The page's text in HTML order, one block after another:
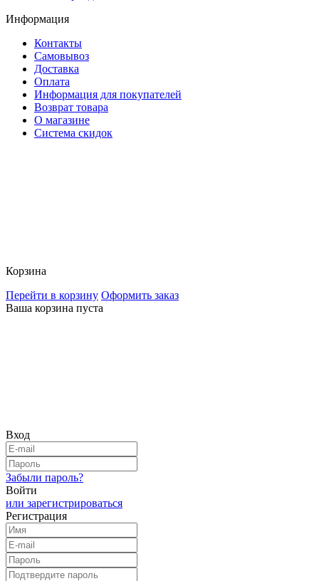
Информация
Контакты
Самовывоз
Доставка
Оплата
Информация для покупателей
Возврат товара
О магазине
Система скидок
Корзина
Перейти в корзину Оформить заказ
Ваша корзина пуста
Вход
Забыли пароль?
Войти
или зарегистрироваться
Регистрация